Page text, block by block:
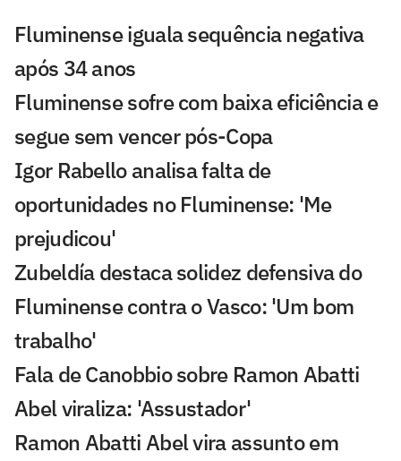
Fluminense iguala sequência negativa
após 34 anos
Fluminense sofre com baixa eficiência e
segue sem vencer pós-Copa
Igor Rabello analisa falta de
oportunidades no Fluminense: 'Me
prejudicou'
Zubeldía destaca solidez defensiva do
Fluminense contra o Vasco: 'Um bom
trabalho'
Fala de Canobbio sobre Ramon Abatti
Abel viraliza: 'Assustador'
Ramon Abatti Abel vira assunto em